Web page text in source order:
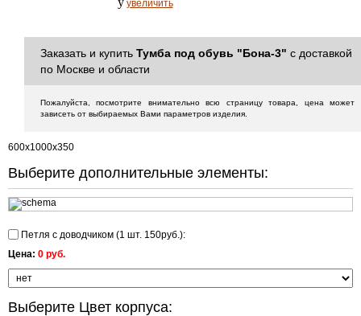
увеличить
Заказать и купить Тумба под обувь "Бона-3" с доставкой
по Москве и области
Пожалуйста, посмотрите внимательно всю страницу товара, цена может
зависеть от выбираемых Вами параметров изделия.
600х1000х350
Выберите дополнительные элементы:
Петля с доводчиком (1 шт. 150руб.):
Цена: 0 руб.
Выберите Цвет корпуса: